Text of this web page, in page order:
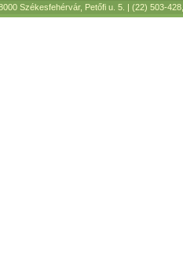
Székesfehérvár, Petőfi u. 5. | (22) 503-